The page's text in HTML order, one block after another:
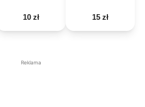
10 zł 15 zł
Reklama